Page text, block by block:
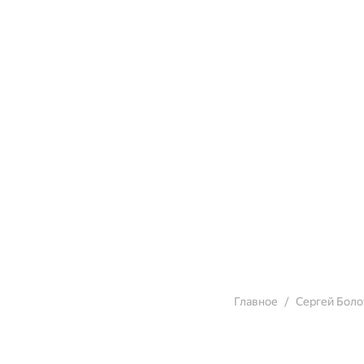
Главное Сергей